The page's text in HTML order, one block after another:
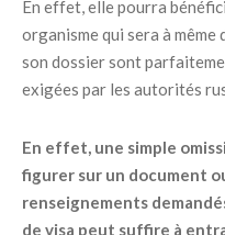
En effet, elle pourra
organisme qui sera à
son dossier sont
exigées par les autorités
En effet, une simple
figurer sur un document
renseignements
de visa peut suffire à